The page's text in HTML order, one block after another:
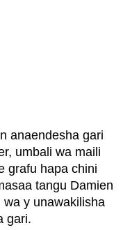
anaendesha gari
umbali wa maili
grafu hapa chini
tangu Damien
y unawakilisha
gari.